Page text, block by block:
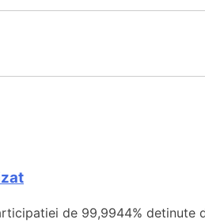
de 99,9944% detinute